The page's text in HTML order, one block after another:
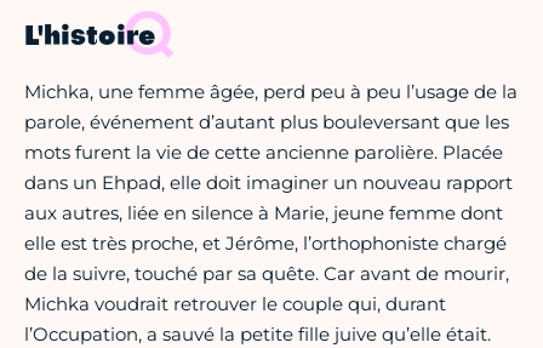
L'histoire
Michka, une femme âgée, perd peu à peu l’usage de la
parole, événement d’autant plus bouleversant que les
mots furent la vie de cette ancienne parolière. Placée
dans un Ehpad, elle doit imaginer un nouveau rapport
aux autres, liée en silence à Marie, jeune femme dont
elle est très proche, et Jérôme, l’orthophoniste chargé
de la suivre, touché par sa quête. Car avant de mourir,
Michka voudrait retrouver le couple qui, durant
l’Occupation, a sauvé la petite fille juive qu’elle était.